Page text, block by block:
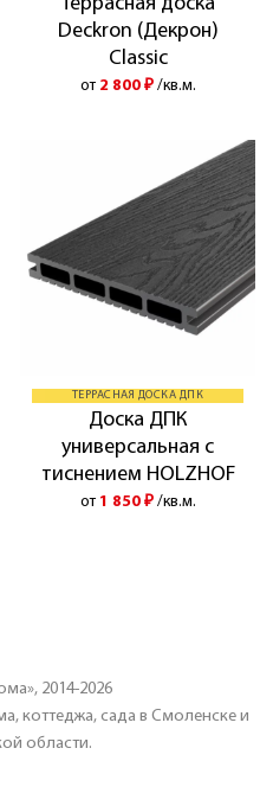
Deckron (Декрон)
Classic
от 2 800 ₽ /кв.м.
ТЕРРАСНАЯ ДОСКА ДПК
Доска ДПК
универсальная с
тиснением HOLZHOF
от 1 850 ₽ /кв.м.
2014-2026
коттеджа, сада в Смоленске и
области.